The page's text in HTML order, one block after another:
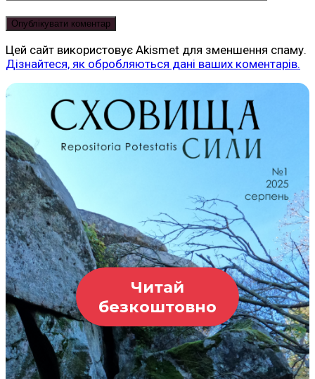
Цей сайт використовує Akismet для зменшення спаму.
Дізнайтеся, як обробляються дані ваших коментарів.
Читай
безкоштовно